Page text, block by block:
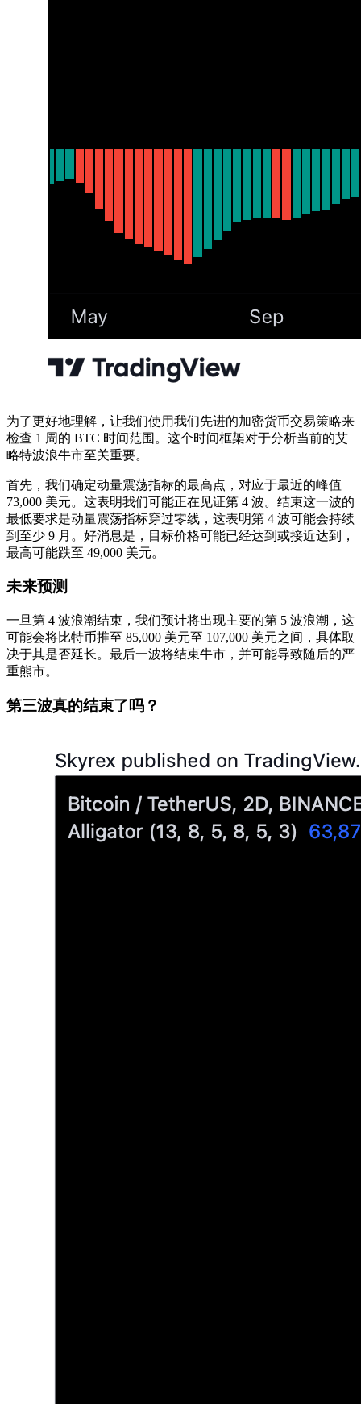
为了更好地理解，让我们使用我们先进的加密货币交易策略来
检查 1 周的 BTC 时间范围。这个时间框架对于分析当前的艾
略特波浪牛市至关重要。
首先，我们确定动量震荡指标的最高点，对应于最近的峰值
73,000 美元。这表明我们可能正在见证第 4 波。结束这一波的
最低要求是动量震荡指标穿过零线，这表明第 4 波可能会持续
到至少 9 月。好消息是，目标价格可能已经达到或接近达到，
最高可能跌至 49,000 美元。
未来预测
一旦第 4 波浪潮结束，我们预计将出现主要的第 5 波浪潮，这
可能会将比特币推至 85,000 美元至 107,000 美元之间，具体取
决于其是否延长。最后一波将结束牛市，并可能导致随后的严
重熊市。
第三波真的结束了吗？